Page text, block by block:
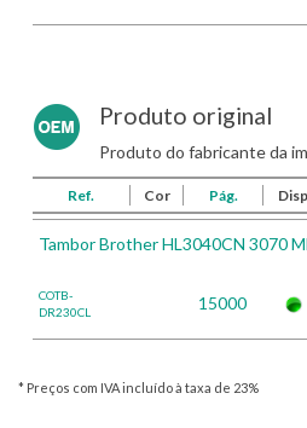
Produto original
Produto do fabricante da
Ref. Cor Pág.
Tambor Brother HL3040CN 3070
COTB-
DR230CL
15000
* Preços com IVA incluído à taxa de 23%